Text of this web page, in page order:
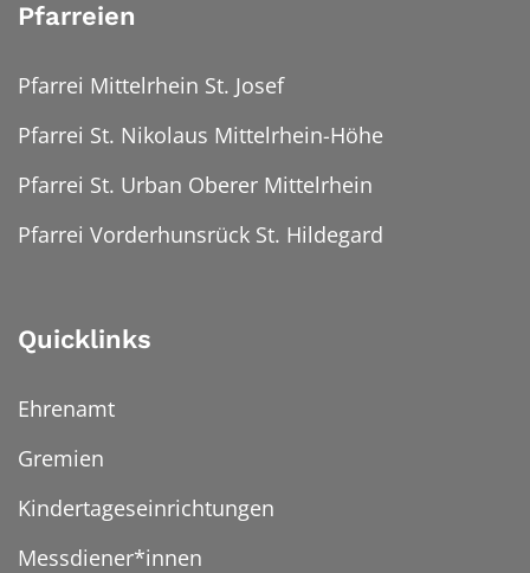
Pfarreien
Pfarrei Mittelrhein St. Josef
Pfarrei St. Nikolaus Mittelrhein-Höhe
Pfarrei St. Urban Oberer Mittelrhein
Pfarrei Vorderhunsrück St. Hildegard
Quicklinks
Ehrenamt
Gremien
Kindertageseinrichtungen
Messdiener*innen